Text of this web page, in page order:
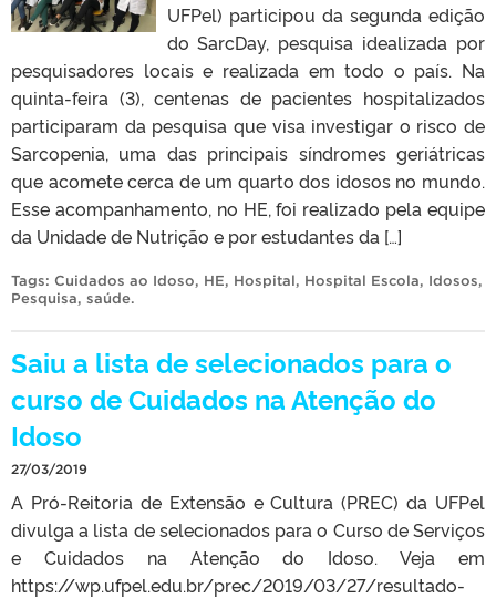
UFPel) participou da segunda edição
do SarcDay, pesquisa idealizada por
pesquisadores locais e realizada em todo o país. Na
quinta-feira (3), centenas de pacientes hospitalizados
participaram da pesquisa que visa investigar o risco de
Sarcopenia, uma das principais síndromes geriátricas
que acomete cerca de um quarto dos idosos no mundo.
Esse acompanhamento, no HE, foi realizado pela equipe
da Unidade de Nutrição e por estudantes da […]
Tags: Cuidados ao Idoso, HE, Hospital, Hospital Escola, Idosos,
Pesquisa, saúde.
Saiu a lista de selecionados para o
curso de Cuidados na Atenção do
Idoso
27/03/2019
A Pró-Reitoria de Extensão e Cultura (PREC) da UFPel
divulga a lista de selecionados para o Curso de Serviços
e Cuidados na Atenção do Idoso. Veja em
https://wp.ufpel.edu.br/prec/2019/03/27/resultado-